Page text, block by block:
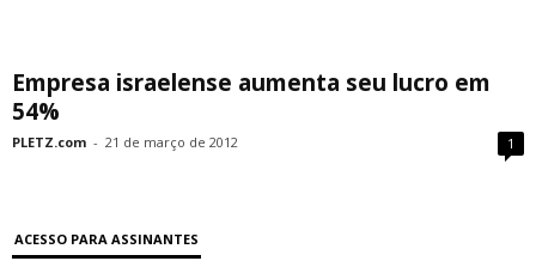
Empresa israelense aumenta seu lucro em
54%
PLETZ.com - 21 de março de 2012 1
ACESSO PARA ASSINANTES